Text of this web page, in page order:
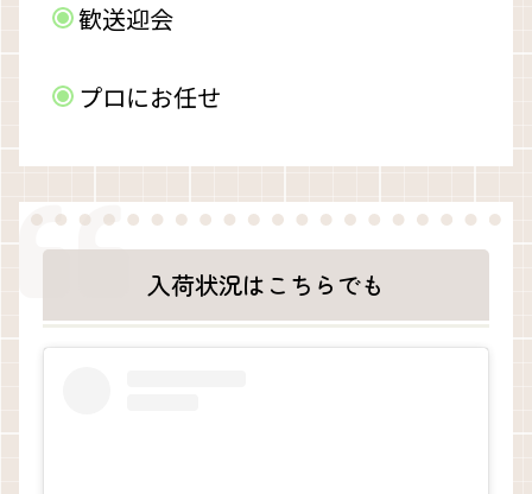
歓送迎会
プロにお任せ
入荷状況はこちらでも